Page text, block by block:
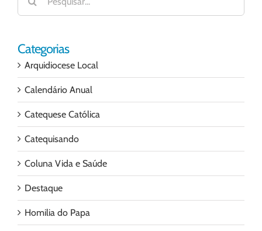
resultados
para:
Categorias
Arquidiocese Local
Calendário Anual
Catequese Católica
Catequisando
Coluna Vida e Saúde
Destaque
Homilia do Papa